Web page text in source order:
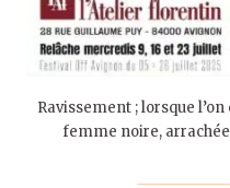
Ravissement ; lorsque
femme noire,